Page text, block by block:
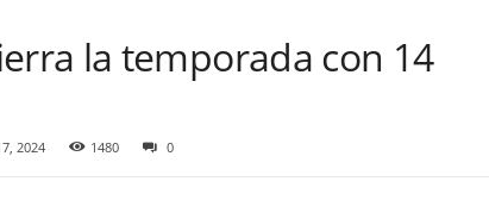
la temporada con 14
2024 1480 0